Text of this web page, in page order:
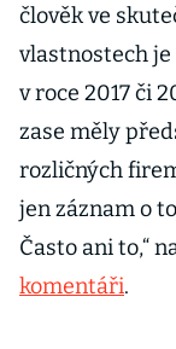
člověk ve
vlastnostech
v roce 2017 či
zase měly
rozličných
jen záznam o
Často ani to,“
komentáři.